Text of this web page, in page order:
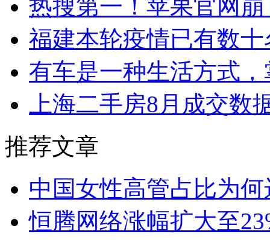
热搜第一！苹果官网
福建本轮疫情已有数
有车是一种生活方式
上海二手房8月成交数
推荐文章
中国女性高管占比为
恒腾网络涨幅扩大至